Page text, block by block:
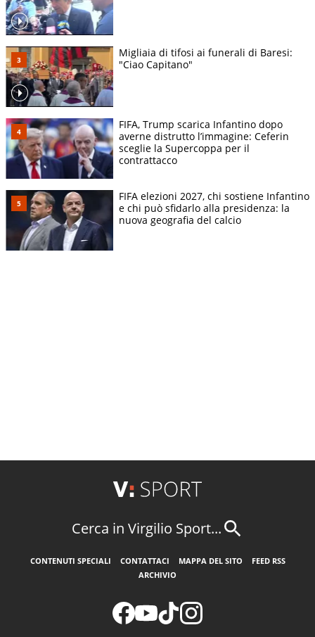
Migliaia di tifosi ai funerali di Baresi:
"Ciao Capitano"
FIFA, Trump scarica Infantino dopo
averne distrutto l’immagine: Ceferin
sceglie la Supercoppa per il
contrattacco
FIFA elezioni 2027, chi sostiene Infantino
e chi può sfidarlo alla presidenza: la
nuova geografia del calcio
Cerca in Virgilio Sport...
CONTENUTI SPECIALI CONTATTACI MAPPA DEL SITO
FEED RSS
ARCHIVIO